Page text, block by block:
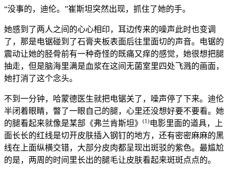
“没事的，迪伦。”崔斯坦突然出现，抓住了她的手。
她感到了两人之间的心心相印，耳边传来的噪声此时也变调
了，那是电锯碰到了石膏夹板表面后往里面切的声音。电锯的
震动让她的胫骨前有一种奇怪的既痛又痒的感觉，她很想把腿
抽走，但是脑海里满是血浆在这间无菌室里四处飞溅的画面，
她打消了这个念头。
不到一分钟，哈蒙德医生就把电锯关了，噪声停了下来。迪伦
半闭着眼睛，瞥了一眼自己的腿，心里还没想好要不要看。她
的腿看起来就像是某部《弗兰肯斯坦》
(1)电影里面的道具，上
面长长的红线是切开皮肤插入钢钉的地方，还有密密麻麻的黑
线在上面纵横交错，大部分皮肉都呈现出斑驳的紫色。最尴尬
的是，两周的时间里长出的腿毛让皮肤看起来斑斑点点的。